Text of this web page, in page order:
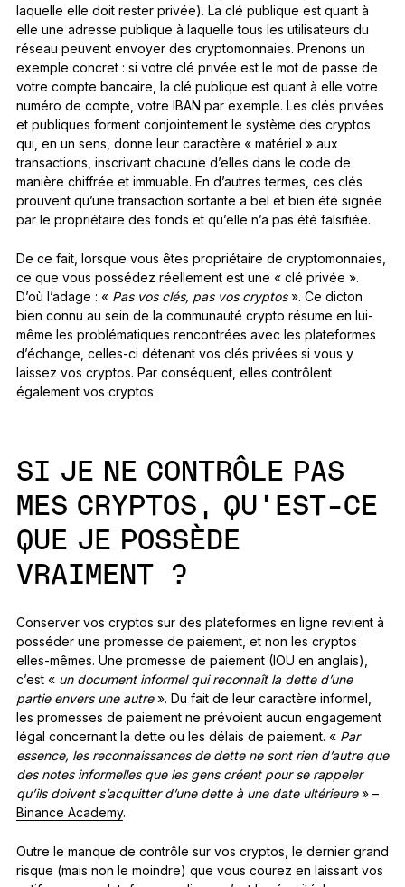
laquelle elle doit rester privée). La clé publique est quant à
elle une adresse publique à laquelle tous les utilisateurs du
réseau peuvent envoyer des cryptomonnaies. Prenons un
exemple concret : si votre clé privée est le mot de passe de
votre compte bancaire, la clé publique est quant à elle votre
numéro de compte, votre IBAN par exemple. Les clés privées
et publiques forment conjointement le système des cryptos
qui, en un sens, donne leur caractère « matériel » aux
transactions, inscrivant chacune d’elles dans le code de
manière chiffrée et immuable. En d’autres termes, ces clés
prouvent qu’une transaction sortante a bel et bien été signée
par le propriétaire des fonds et qu’elle n’a pas été falsifiée.
De ce fait, lorsque vous êtes propriétaire de cryptomonnaies,
ce que vous possédez réellement est une « clé privée ».
D’où l’adage : « Pas vos clés, pas vos cryptos». Ce dicton
bien connu au sein de la communauté crypto résume en lui-
même les problématiques rencontrées avec les plateformes
d’échange, celles-ci détenant vos clés privées si vous y
laissez vos cryptos. Par conséquent, elles contrôlent
également vos cryptos.
SI JE NE CONTRÔLE PAS
MES CRYPTOS, QU’EST-CE
QUE JE POSSÈDE
VRAIMENT ?
Conserver vos cryptos sur des plateformes en ligne revient à
posséder une promesse de paiement, et non les cryptos
elles-mêmes. Une promesse de paiement (IOU en anglais),
c’est « un document informel qui reconnaît la dette d’une
partie envers une autre». Du fait de leur caractère informel,
les promesses de paiement ne prévoient aucun engagement
légal concernant la dette ou les délais de paiement. « Par
essence, les reconnaissances de dette ne sont rien d’autre que
des notes informelles que les gens créent pour se rappeler
qu’ils doivent s’acquitter d’une dette à une date ultérieure» –
Binance Academy.
Outre le manque de contrôle sur vos cryptos, le dernier grand
risque (mais non le moindre) que vous courez en laissant vos